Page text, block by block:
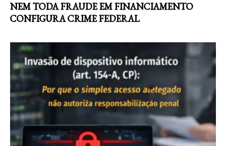
NEM TODA FRAUDE EM FINANCIAMENTO
CONFIGURA CRIME FEDERAL